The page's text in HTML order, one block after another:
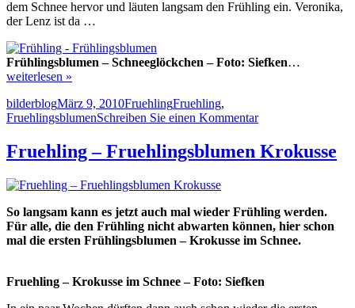
dem Schnee hervor und läuten langsam den Frühling ein. Veronika,
der Lenz ist da …
Frühlingsblumen – Schneeglöckchen – Foto: Siefken…
weiterlesen »
Autor
bilderblogVeröffentlicht
am
März 9, 2010Kategorien
FruehlingSchlagwörter
Fruehling,
FruehlingsblumenSchreiben Sie einen Kommentarzu
–
der
Fruehling – Fruehlingsblumen Krokusse
So langsam kann es jetzt auch mal wieder Frühling werden.
Für alle, die den Frühling nicht abwarten können, hier schon
mal die ersten Frühlingsblumen – Krokusse im Schnee.
Fruehling – Krokusse im Schnee – Foto: Siefken